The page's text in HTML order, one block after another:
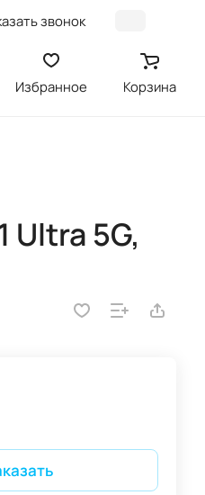
звонок
Избранное Корзина
Ultra 5G,